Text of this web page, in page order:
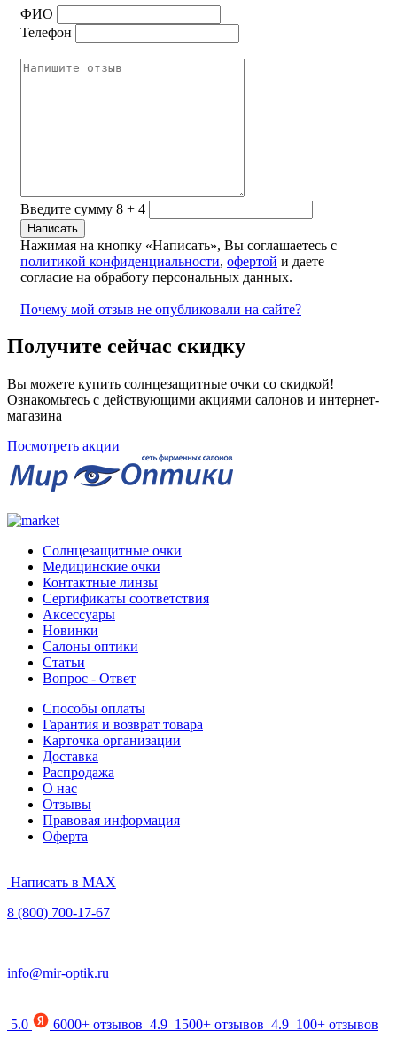
ФИО
Телефон
Введите сумму 8 + 4
Нажимая на кнопку «Написать», Вы соглашаетесь с
политикой конфиденциальности, офертой и даете
согласие на обработу персональных данных.
Почему мой отзыв не опубликовали на сайте?
Получите сейчас скидку
Вы можете купить солнцезащитные очки со скидкой!
Ознакомьтесь с действующими акциями салонов и интернет-
магазина
Посмотреть акции
Солнцезащитные очки
Медицинские очки
Контактные линзы
Сертификаты соответствия
Аксессуары
Новинки
Салоны оптики
Статьи
Вопрос - Ответ
Способы оплаты
Гарантия и возврат товара
Карточка организации
Доставка
Распродажа
О нас
Отзывы
Правовая информация
Оферта
Написать в MAX
8 (800) 700-17-67
info@mir-optik.ru
5.0 6000+ отзывов 4.9 1500+ отзывов 4.9 100+ отзывов